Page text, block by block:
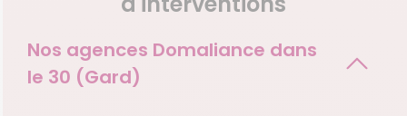
Nos agences Domaliance dans
le 30 (Gard)